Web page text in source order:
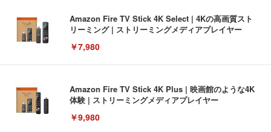
Amazon Fire TV Stick 4K Select | 4Kの高画質スト
リーミング | ストリーミングメディアプレイヤー
￥7,980
Amazon Fire TV Stick 4K Plus | 映画館のような4K
体験 | ストリーミングメディアプレイヤー
￥9,980